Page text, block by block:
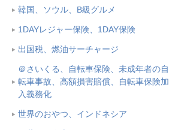
韓国、ソウル、B級グルメ
1DAYレジャー保険、1DAY保険
出国税、燃油サーチャージ
＠さいくる、自転車保険、未成年者の自
転車事故、高額損害賠償、自転車保険加
入義務化
世界のおやつ、インドネシア